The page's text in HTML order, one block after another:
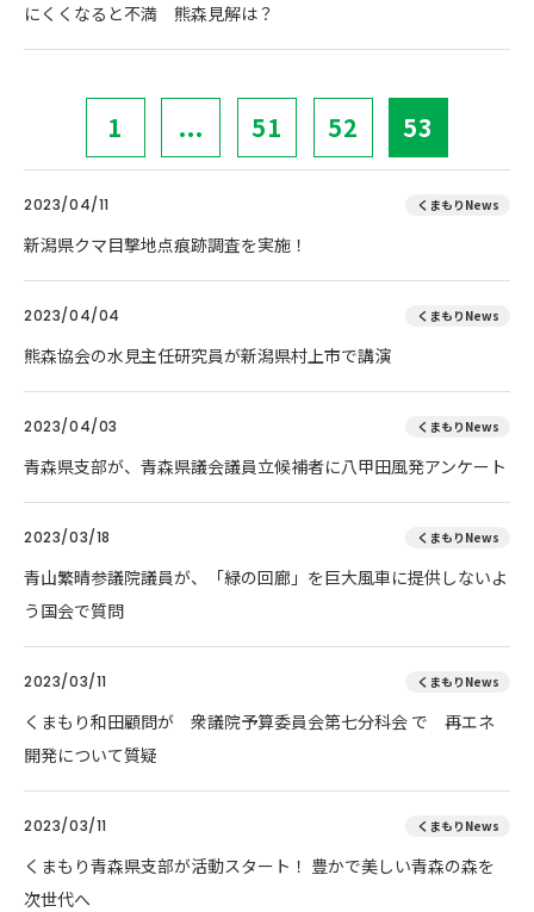
にくくなると不満 熊森見解は？
1 ... 51 52 53
2023/04/11 くまもりNews
新潟県クマ目撃地点痕跡調査を実施！
2023/04/04 くまもりNews
熊森協会の水見主任研究員が新潟県村上市で講演
2023/04/03 くまもりNews
青森県支部が、青森県議会議員立候補者に八甲田風発アンケート
2023/03/18 くまもりNews
青山繁晴参議院議員が、「緑の回廊」を巨大風車に提供しないよ
う国会で質問
2023/03/11 くまもりNews
くまもり和田顧問が 衆議院予算委員会第七分科会 で 再エネ
開発について質疑
2023/03/11 くまもりNews
くまもり青森県支部が活動スタート！ 豊かで美しい青森の森を
次世代へ